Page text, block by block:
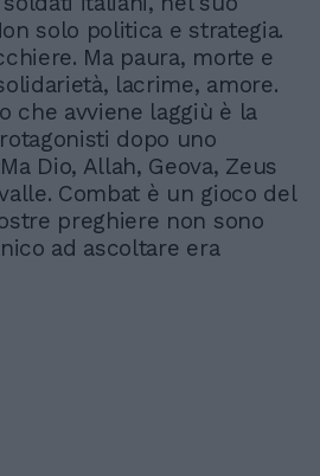
solo politica e strategia.
Ma paura, morte e
lacrime, amore.
che avviene laggiù è la
dopo uno
Dio, Allah, Geova, Zeus
Combat è un gioco del
preghiere non sono
ad ascoltare era